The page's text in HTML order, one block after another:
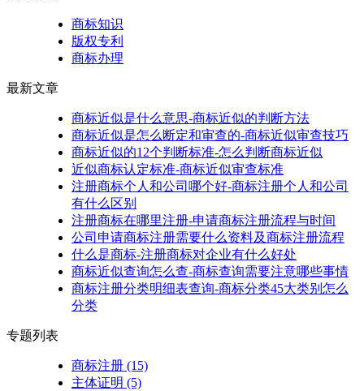
商标知识
版权专利
商标办理
最新文章
商标近似是什么意思-商标近似的判断方法
商标近似是怎么断定和审查的-商标近似审查技巧
商标近似的12个判断标准-怎么判断商标近似
近似商标认定标准-商标近似审查标准
注册商标个人和公司哪个好-商标注册个人和公司
有什么区别
注册商标在哪里注册-申请商标注册流程与时间
公司申请商标注册需要什么资料及商标注册流程
什么是商标-注册商标对企业有什么好处
商标近似查询怎么查-商标查询需要注意哪些事情
商标注册分类明细表查询-商标分类45大类别怎么
分类
专题列表
商标注册 (15)
主体证明 (5)